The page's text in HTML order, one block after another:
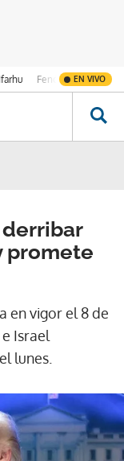
Ifarhu Fenómeno de El
EN VIVO
derribar
promete
en vigor el 8 de
Israel
lunes.